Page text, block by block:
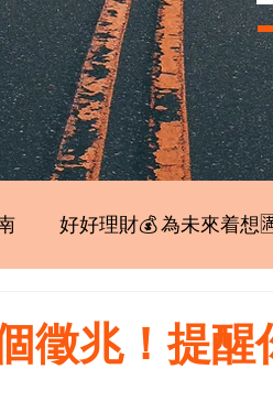
好好理財💰 為未來着想
徵兆！提